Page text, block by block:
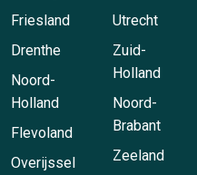
Friesland
Drenthe
Noord-
Holland
Flevoland
Overijssel
Utrecht
Zuid-
Holland
Noord-
Brabant
Zeeland